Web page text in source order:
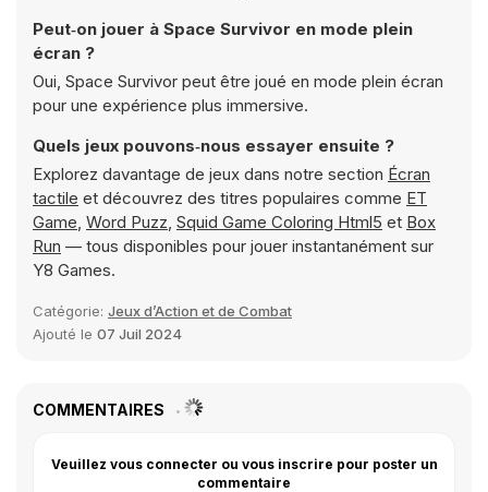
Peut‑on jouer à Space Survivor en mode plein
écran ?
Oui, Space Survivor peut être joué en mode plein écran
pour une expérience plus immersive.
Quels jeux pouvons‑nous essayer ensuite ?
Explorez davantage de jeux dans notre section Écran
tactile et découvrez des titres populaires comme ET
Game, Word Puzz, Squid Game Coloring Html5 et Box
Run — tous disponibles pour jouer instantanément sur
Y8 Games.
Catégorie: Jeux d’Action et de Combat
Ajouté le 07 Juil 2024
COMMENTAIRES
Veuillez vous connecter ou vous inscrire pour poster un
commentaire